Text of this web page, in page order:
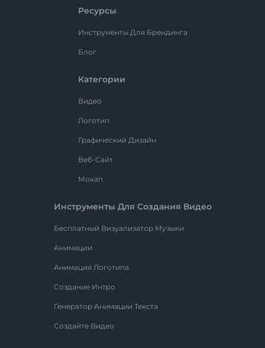
Ресурсы
Инструменты Для Брендинга
Блог
Категории
Видео
Логотип
Графический Дизайн
Веб-Сайт
Мокап
Инструменты Для Создания Видео
Бесплатный Визуализатор Музыки
Анимации
Анимация Логотипа
Создание Интро
Генератор Анимации Текста
Создайте Видео